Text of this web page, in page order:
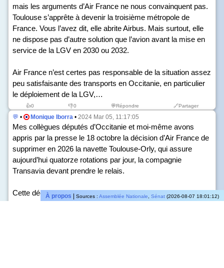
mais les arguments d’Air France ne nous convainquent pas.
Toulouse s’apprête à devenir la troisième métropole de
France. Vous l’avez dit, elle abrite Airbus. Mais surtout, elle
ne dispose pas d’autre solution que l’avion avant la mise en
service de la LGV en 2030 ou 2032.
Air France n’est certes pas responsable de la situation assez
peu satisfaisante des transports en Occitanie, en particulier
le déploiement de la LGV,…
👍0 👎0 💬Répondre 🔗Partager
💬 • Monique Iborra • 2024 Mar 05, 11:17:05
Mes collègues députés d’Occitanie et moi-même avons
appris par la presse le 18 octobre la décision d’Air France de
supprimer en 2026 la navette Toulouse-Orly, qui assure
aujourd’hui quatorze rotations par jour, la compagnie
Transavia devant prendre le relais.
Cette décision prise sans concertation a provoqué de vives
réactions, non seulement chez les élus – mes collègues
À propos Sources : Assemblée Nationale Sénat (2026-08-07 18:01:12)